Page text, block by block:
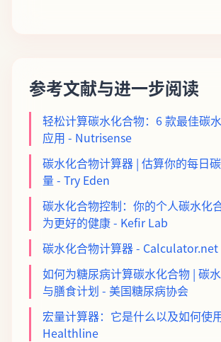
参考文献与进一步阅读
轻松计算碳水化合物：6 款最佳碳
应用 - Nutrisense
碳水化合物计算器 | 估算你的每日
量 - Try Eden
碳水化合物控制：你的个人碳水化
为更好的健康 - Kefir Lab
碳水化合物计算器 - Calculator.net
如何为糖尿病计算碳水化合物 | 碳
与膳食计划 - 美国糖尿病协会
宏量计算器：它是什么以及如何使
Healthline